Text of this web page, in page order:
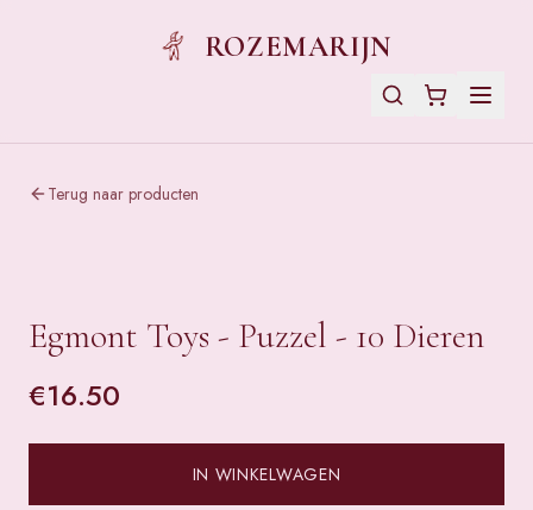
ROZEMARIJN
Terug naar producten
Egmont Toys - Puzzel - 10 Dieren
€16.50
IN WINKELWAGEN